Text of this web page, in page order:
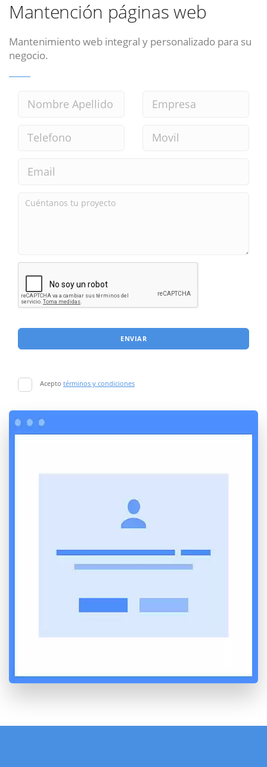
Mantención páginas web
Mantenimiento web integral y personalizado para su
negocio.
ENVIAR
Acepto términos y condiciones